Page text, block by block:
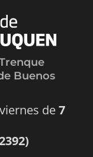
Buenos
de7